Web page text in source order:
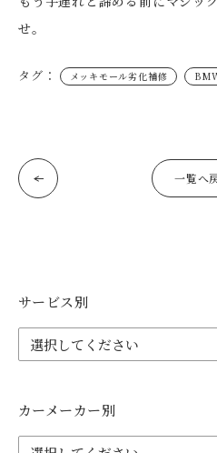
せ。
タグ： メッキモール劣化補修
一覧へ
サービス別
カーメーカー別